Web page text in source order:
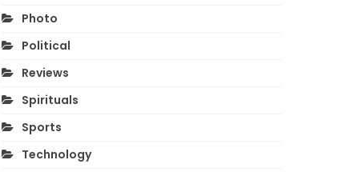
Photo
Political
Reviews
Spirituals
Sports
Technology